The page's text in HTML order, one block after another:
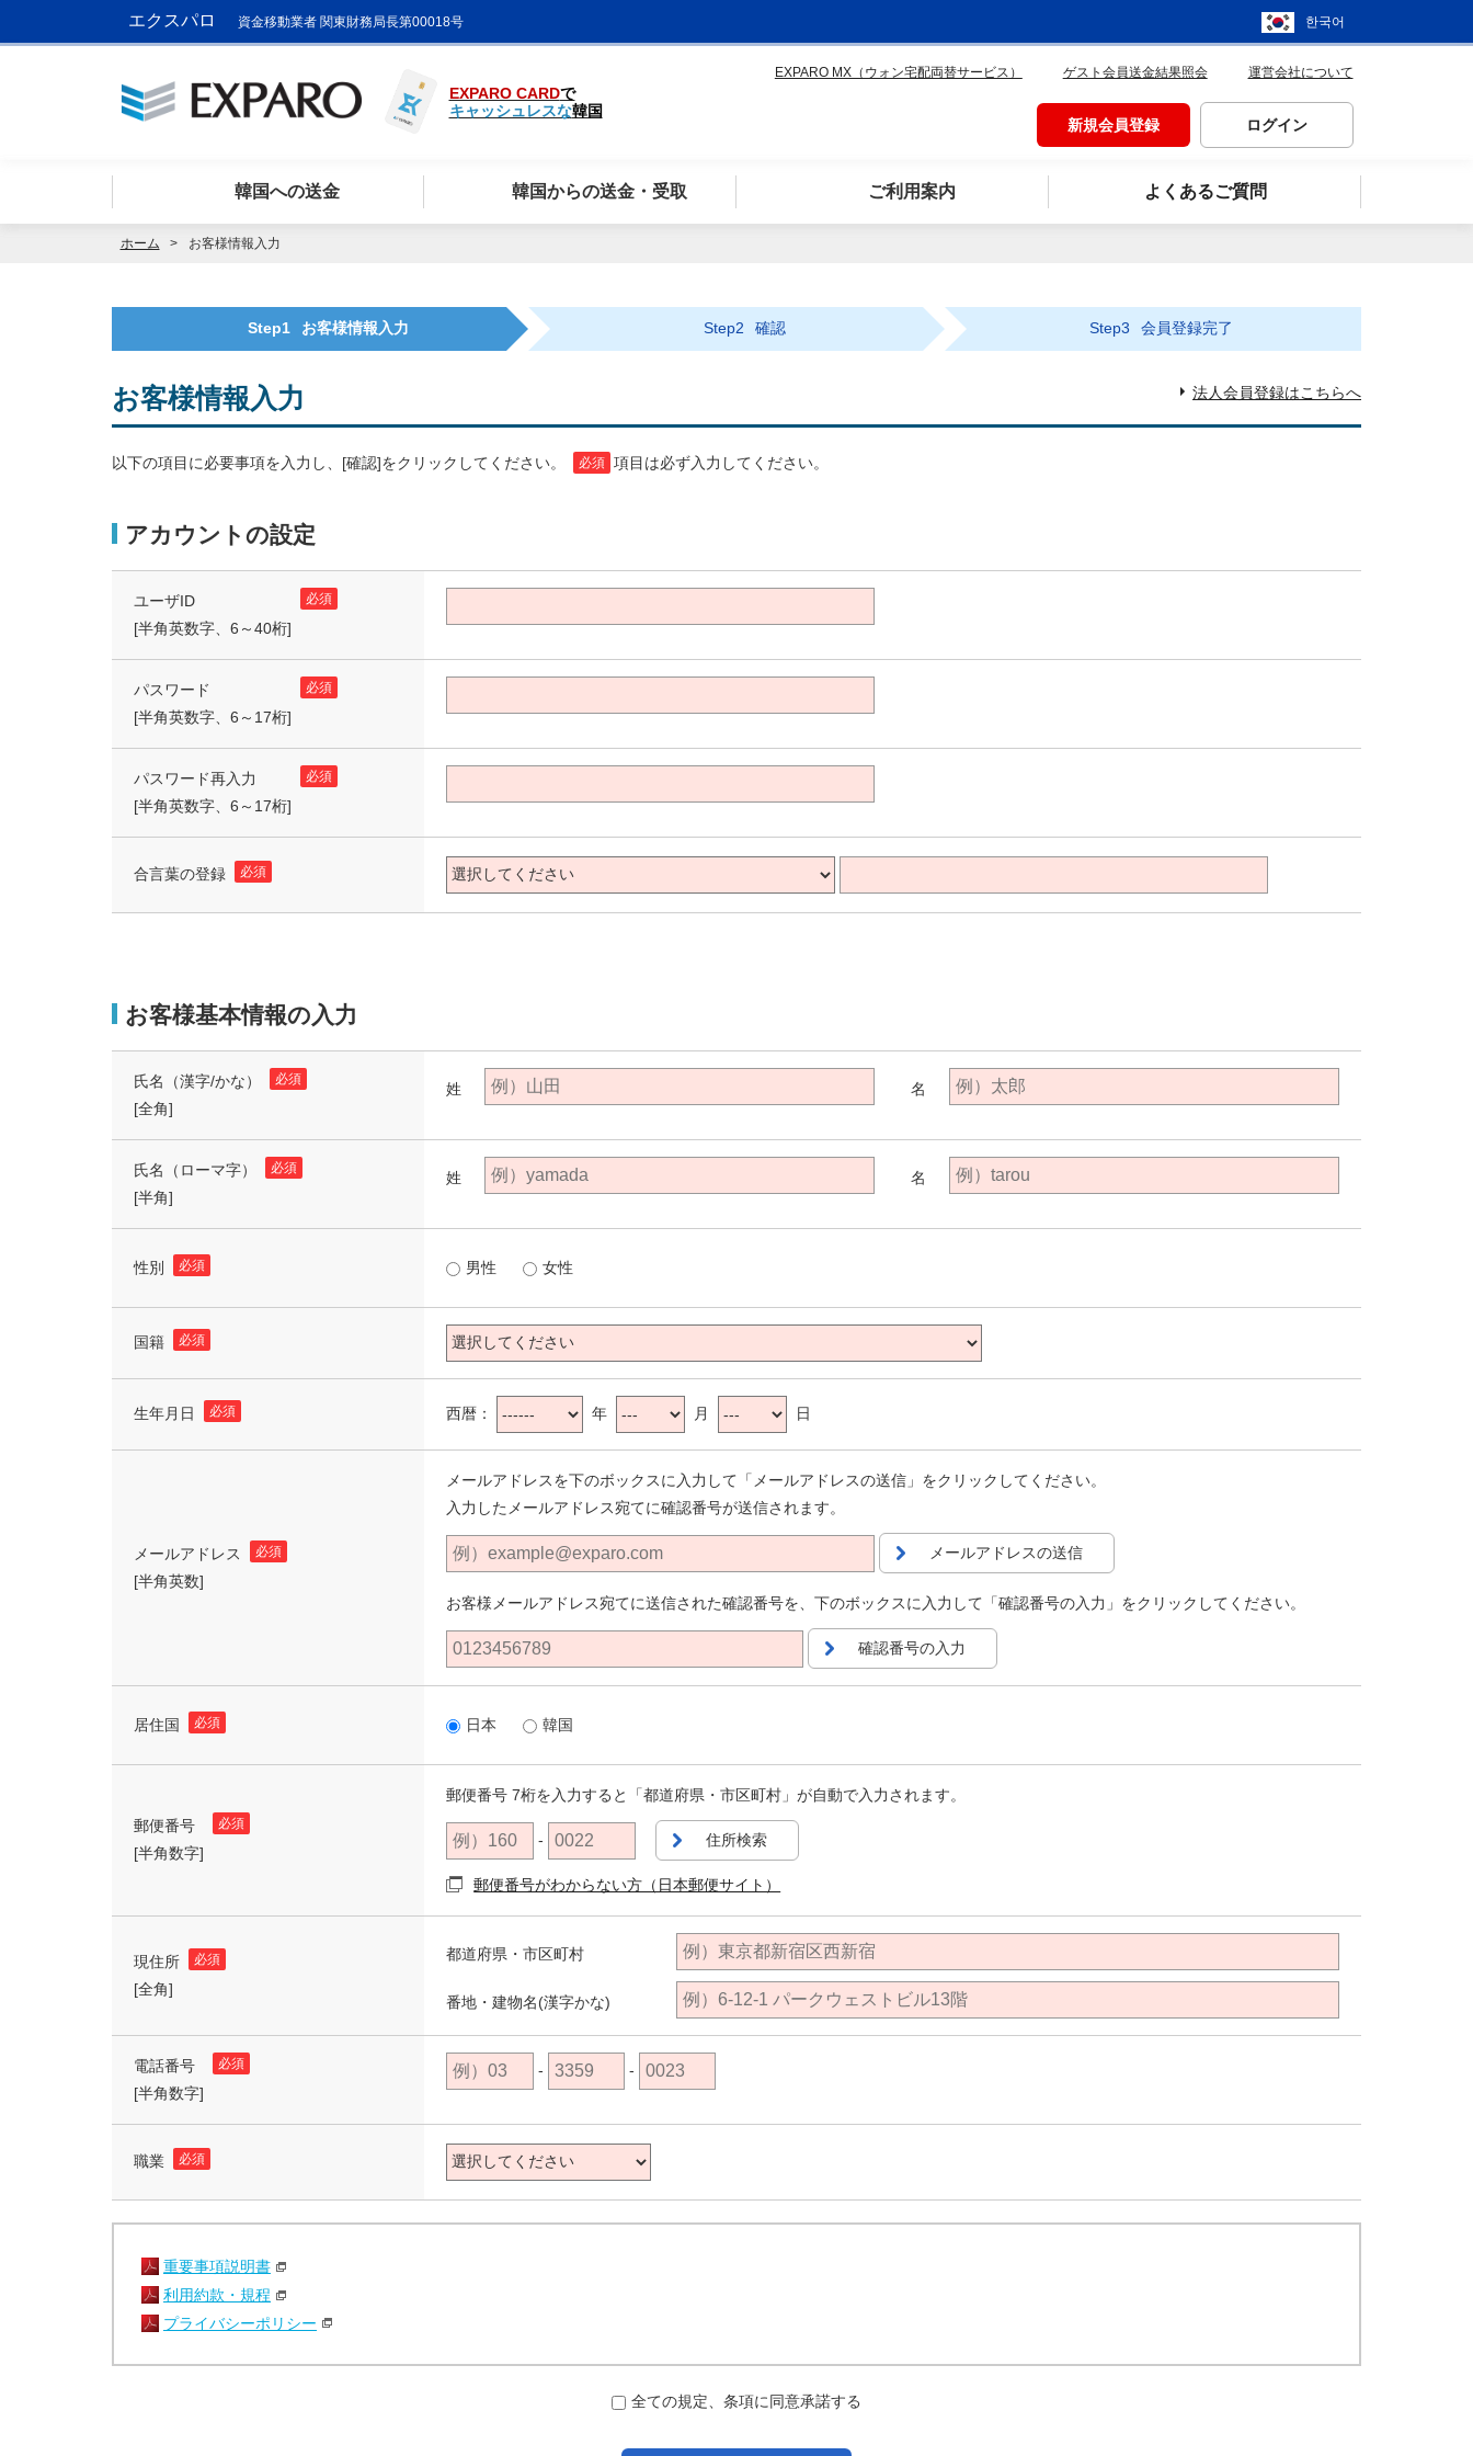
エクスパロ 資金移動業者 関東財務局長第00018号 한국어
EXPARO CARDで
キャッシュレスな韓国
EXPARO MX（ウォン宅配両替サービス） ゲスト会員送金結果照会 運営会社について
新規会員登録 ログイン
韓国への送金 韓国からの送金・受取 ご利用案内 よくあるご質問
ホーム お客様情報入力
Step1 お客様情報入力 Step2 確認 Step3 会員登録完了
お客様情報入力 法人会員登録はこちらへ
以下の項目に必要事項を入力し、[確認]をクリックしてください。 必須 項目は必ず入力してください。
アカウントの設定
ユーザID
[半角英数字、6～40桁]
必須
パスワード
[半角英数字、6～17桁]
必須
パスワード再入力
[半角英数字、6～17桁]
必須
合言葉の登録 必須
お客様基本情報の入力
氏名（漢字/かな）
[全角]
必須
姓 名
氏名（ローマ字）
[半角]
必須
姓 名
性別 必須 男性 女性
国籍 必須
生年月日 必須 西暦： 年 月 日
メールアドレス
[半角英数]
必須
メールアドレスを下のボックスに入力して「メールアドレスの送信」をクリックしてください。
入力したメールアドレス宛てに確認番号が送信されます。
メールアドレスの送信
お客様メールアドレス宛てに送信された確認番号を、下のボックスに入力して「確認番号の入力」をクリックしてください。
確認番号の入力
居住国 必須 日本 韓国
郵便番号
[半角数字]
必須
郵便番号 7桁を入力すると「都道府県・市区町村」が自動で入力されます。
- 住所検索
郵便番号がわからない方（日本郵便サイト）
現住所
[全角]
必須 都道府県・市区町村
番地・建物名(漢字かな)
電話番号
[半角数字]
必須 - -
職業 必須
重要事項説明書
利用約款・規程
プライバシーポリシー
全ての規定、条項に同意承諾する